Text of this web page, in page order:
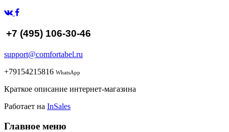
+7 (495) 106-30-46
support@comfortabel.ru
+79154215816 WhatsApp
Краткое описание интернет-магазина
Работает на InSales
Главное меню